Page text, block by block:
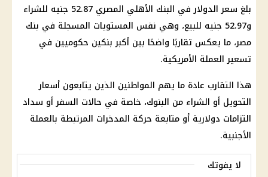
بلغ سعر الدولار في البنك الأهلي المصري
52.87 جنيه للشراء
و52.97 جنيه للبيع، وهي نفس المستويات المسجلة في
بنك
مصر، ما يعكس تقاربًا واضحًا بين أكبر بنكين حكوميين في
تسعير العملة الأمريكية.
هذا التقارب عادة ما يهم المواطنين الذين يتابعون أسعار
التحويل أو الشراء من البنوك، خاصة في حالات السفر أو سداد
التزامات دولارية أو متابعة حركة المدخرات المرتبطة بالعملة
الأجنبية.
لا يفوتك